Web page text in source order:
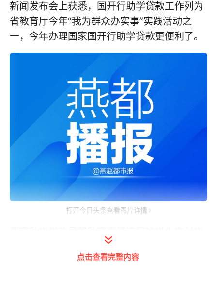
新闻发布会上获悉，国开行助学贷款工作列为
省教育厅今年“我为群众办实事”实践活动之
一，今年办理国家国开行助学贷款更便利了。
打开今日头条查看图片详情
费、住宿费的资助主渠道。
助学贷款工作列入“我为群众办实事”实践
点击查看完整内容